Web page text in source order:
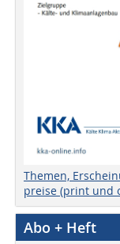
Themen,
preise (print und
Abo + Heft